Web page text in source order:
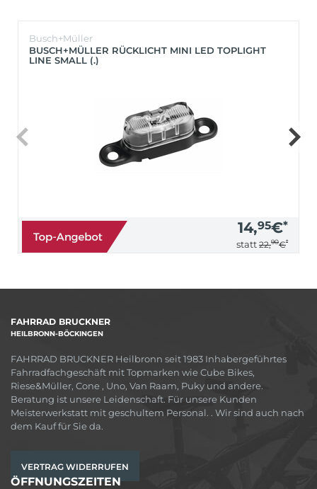
Busch+Müller
BUSCH+MÜLLER RÜCKLICHT MINI LED TOPLIGHT
LINE SMALL (.)
14,95€*
statt 22,90€*
FAHRRAD BRUCKNER
HEILBRONN-BÖCKINGEN
FAHRRAD BRUCKNER Heilbronn seit 1983 Inhabergeführtes
Fahrradfachgeschäft mit Topmarken wie Cube Bikes,
Riese&Müller, Cone , Uno, Van Raam, Puky und andere.
Beratung ist unsere Leidenschaft. Für unsere Kunden
Meisterwerkstatt mit geschultem Personal. . Wir sind auch nach
dem Kauf für Sie da.
VERTRAG WIDERRUFEN
ÖFFNUNGSZEITEN